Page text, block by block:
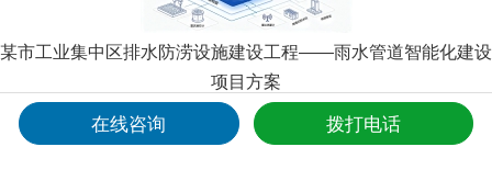
某市工业集中区排水防涝设施建设工程——雨水管道智能化建设
项目方案
智慧排水系统解决方案以计讯物联TY511-B6水利遥测终端机为核心，融
合雷达液位计、雷达流量计、地埋式积水仪等智能感知设备，构建以“网-
在线咨询 拨打电话